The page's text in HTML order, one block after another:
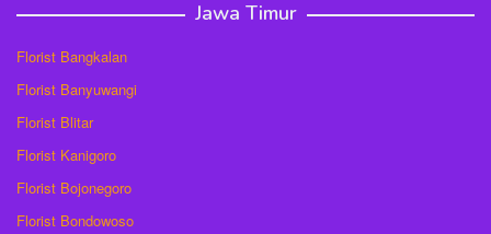
Jawa Timur
Florist Bangkalan
Florist Banyuwangi
Florist Blitar
Florist Kanigoro
Florist Bojonegoro
Florist Bondowoso